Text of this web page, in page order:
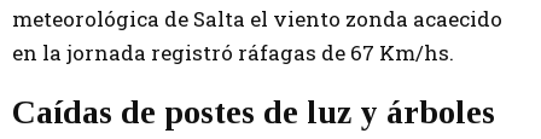
meteorológica de Salta el viento zonda acaecido
en la jornada registró ráfagas de 67 Km/hs.
Caídas de postes de luz y árboles